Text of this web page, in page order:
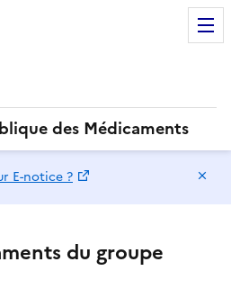
des Médicaments
E-notice ?
du groupe